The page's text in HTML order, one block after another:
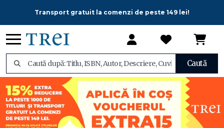
Transport gratuit la comenzi de peste 149 lei!
Caută